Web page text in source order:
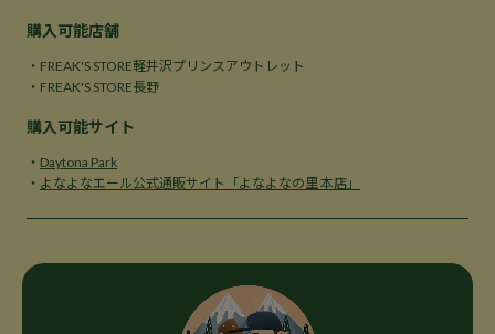
購入可能店舗
・FREAK'S STORE軽井沢プリンスアウトレット
・FREAK'S STORE長野
購入可能サイト
・ Daytona Park
・ よなよなエール公式通販サイト「よなよなの里 本店」